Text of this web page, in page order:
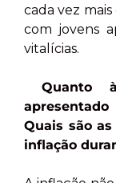
cada vez
com jovens
vitalícias.
Quanto
Quais são
inflação